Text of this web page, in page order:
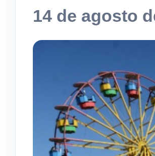
14 de agosto